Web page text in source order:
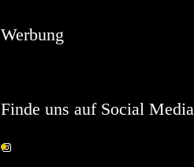
Werbung
Finde uns auf Social Media